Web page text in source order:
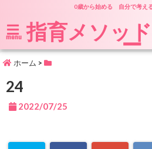
0歳から始める 自分で考え
menu 指育メソッー
ホーム >
24
2022/07/25